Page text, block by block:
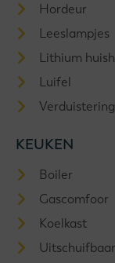
Hordeur
Leeslampjes
Lithium
Luifel
KEUKEN
Boiler
Gascomfoor
Koelkast